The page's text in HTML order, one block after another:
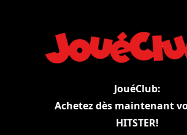
JouéClub:
Achetez dès maintenant
HITSTER!